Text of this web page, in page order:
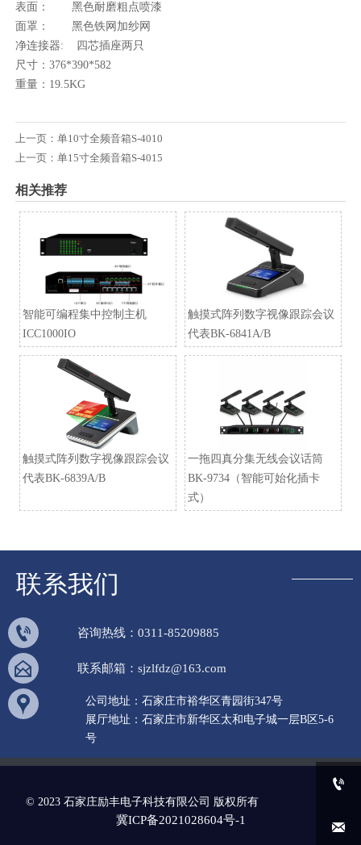
表面： 黑色耐磨粗点喷漆
面罩： 黑色铁网加纱网
净连接器: 四芯插座两只
尺寸：376*390*582
重量：19.5KG
上一页： 单10寸全频音箱S-4010
上一页： 单15寸全频音箱S-4015
相关推荐
智能可编程集中控制主机
ICC1000IO
触摸式阵列数字视像跟踪会议
代表BK-6841A/B
触摸式阵列数字视像跟踪会议
代表BK-6839A/B
一拖四真分集无线会议话筒
BK-9734（智能可始化插卡
式）
联系我们
 咨询热线：0311-85209885
 联系邮箱：sjzlfdz@163.com

公司地址：石家庄市裕华区青园街347号
展厅地址：石家庄市新华区太和电子城一层B区5-6
号
© 2023 石家庄励丰电子科技有限公司 版权所有
冀ICP备2021028604号-1

